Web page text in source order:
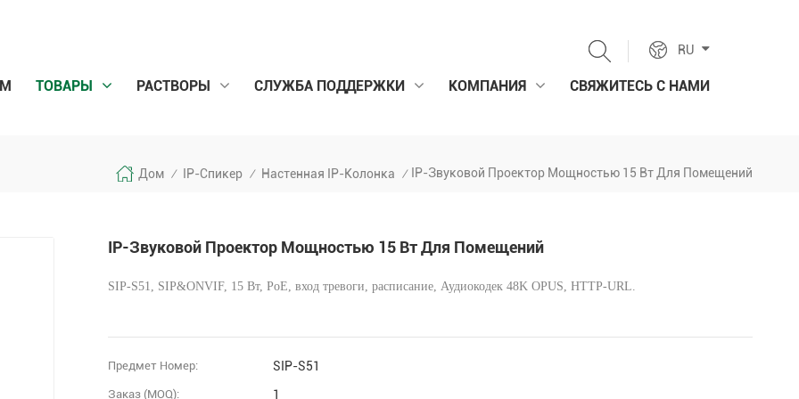
RU
ТОВАРЫ РАСТВОРЫ СЛУЖБА ПОДДЕРЖКИ КОМПАНИЯ СВЯЖИТЕСЬ С НАМИ
Дом / IP-Спикер / Настенная IP-Колонка / IP-Звуковой Проектор Мощностью 15 Вт Для Помещений
IP-Звуковой Проектор Мощностью 15 Вт Для Помещений
SIP-S51, SIP&ONVIF, 15 Вт, PoE, вход тревоги, расписание, Аудиокодек 48K OPUS, HTTP-URL.
Предмет Номер: SIP-S51
Заказ (MOQ): 1